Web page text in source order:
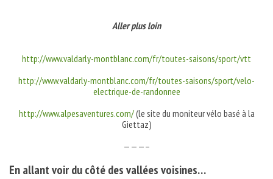
Aller plus loin
http://www.valdarly-montblanc.com/fr/toutes-saisons/sport/vtt
http://www.valdarly-montblanc.com/fr/toutes-saisons/sport/velo-
electrique-de-randonnee
http://www.alpesaventures.com/(le site du moniteur vélo basé à la
Giettaz)
———–
En allant voir du côté des vallées voisines…